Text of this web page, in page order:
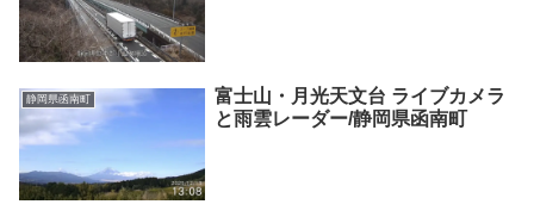
静岡県函南町
富士山・月光天文台 ライブカメラ
と雨雲レーダー/静岡県函南町